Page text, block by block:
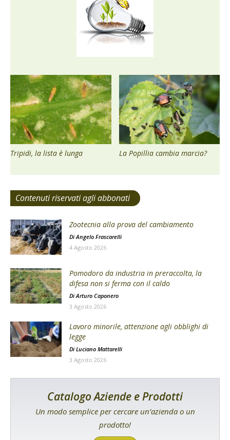
Tripidi, la lista è lunga La Popillia cambia marcia?
Contenuti riservati agli abbonati
Zootecnia alla prova del cambiamento
DiAngelo Frascarelli
4 Agosto 2026
Pomodoro da industria in preraccolta, la
difesa non si ferma con il caldo
Di Arturo Caponero
3 Agosto 2026
Lavoro minorile, attenzione agli obblighi di
legge
Di Luciano Mattarelli
3 Agosto 2026
Catalogo Aziende e Prodotti
Un modo semplice per cercare un’azienda o un
prodotto!